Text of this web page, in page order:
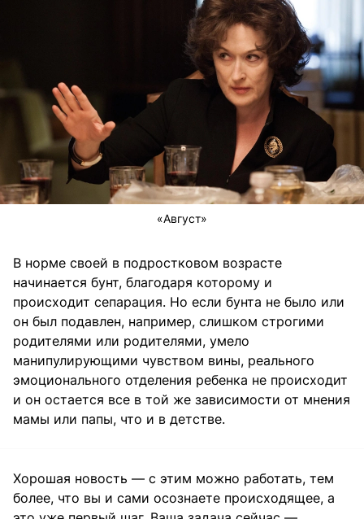
«Август»
В норме своей в подростковом возрасте
начинается бунт, благодаря которому и
происходит сепарация. Но если бунта не было или
он был подавлен, например, слишком строгими
родителями или родителями, умело
манипулирующими чувством вины, реального
эмоционального отделения ребенка не происходит
и он остается все в той же зависимости от мнения
мамы или папы, что и в детстве.
Хорошая новость — с этим можно работать, тем
более, что вы и сами осознаете происходящее, а